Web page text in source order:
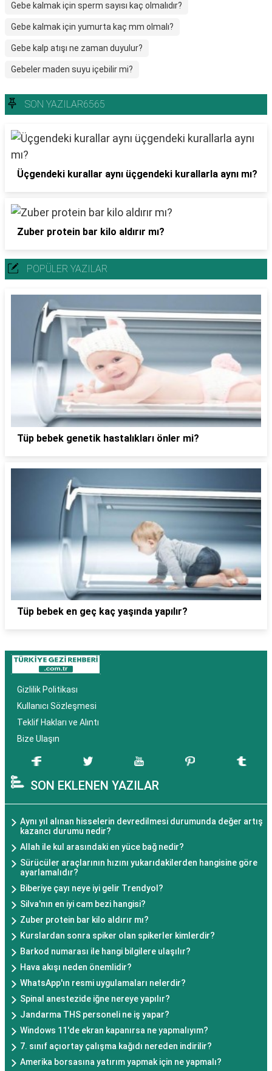
Gebe kalmak için sperm sayısı kaç olmalıdır?
Gebe kalmak için yumurta kaç mm olmalı?
Gebe kalp atışı ne zaman duyulur?
Gebeler maden suyu içebilir mi?
SON YAZILAR6565
Üçgendeki kurallar aynı üçgendeki kurallarla aynı mı?
Zuber protein bar kilo aldırır mı?
POPÜLER YAZILAR
Tüp bebek genetik hastalıkları önler mi?
Tüp bebek en geç kaç yaşında yapılır?
Gizlilik Politikası
Kullanıcı Sözleşmesi
Teklif Hakları ve Alıntı
Bize Ulaşın
SON EKLENEN YAZILAR
Aynı yıl alınan hisselerin devredilmesi durumunda değer artış
kazancı durumu nedir?
Allah ile kul arasındaki en yüce bağ nedir?
Sürücüler araçlarının hızını yukarıdakilerden hangisine göre
ayarlamalıdır?
Biberiye çayı neye iyi gelir Trendyol?
Silva'nın en iyi cam bezi hangisi?
Zuber protein bar kilo aldırır mı?
Kurslardan sonra spiker olan spikerler kimlerdir?
Barkod numarası ile hangi bilgilere ulaşılır?
Hava akışı neden önemlidir?
WhatsApp'ın resmi uygulamaları nelerdir?
Spinal anestezide iğne nereye yapılır?
Jandarma THS personeli ne iş yapar?
Windows 11'de ekran kapanırsa ne yapmalıyım?
7. sınıf açıortay çalışma kağıdı nereden indirilir?
Amerika borsasına yatırım yapmak için ne yapmalı?